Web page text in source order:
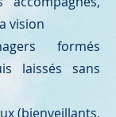
vision
formés
laissés sans
(bienveillants,